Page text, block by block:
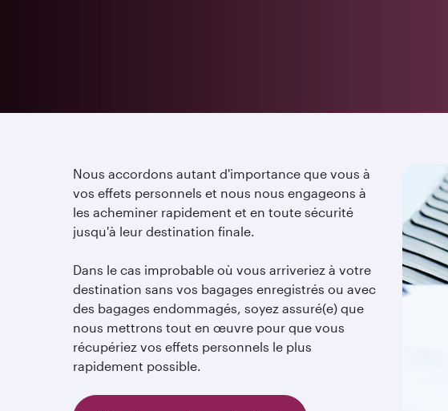
Nous accordons autant d'importance que vous à
vos effets personnels et nous nous engageons à
les acheminer rapidement et en toute sécurité
jusqu'à leur destination finale.
Dans le cas improbable où vous arriveriez à votre
destination sans vos bagages enregistrés ou avec
des bagages endommagés, soyez assuré(e) que
nous mettrons tout en œuvre pour que vous
récupériez vos effets personnels le plus
rapidement possible.